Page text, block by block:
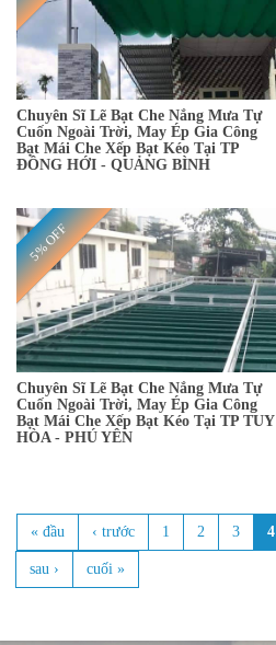
Chuyên Sĩ Lẽ Bạt Che Nắng Mưa Tự
Cuốn Ngoài Trời, May Ép Gia Công
Bạt Mái Che Xếp Bạt Kéo Tại TP
ĐỒNG HỚI - QUẢNG BÌNH
5% OFF
Chuyên Sĩ Lẽ Bạt Che Nắng Mưa Tự
Cuốn Ngoài Trời, May Ép Gia Công
Bạt Mái Che Xếp Bạt Kéo Tại TP TUY
HÒA - PHÚ YÊN
Trang
« đầu ‹ trước 1 2 3 4
sau › cuối »